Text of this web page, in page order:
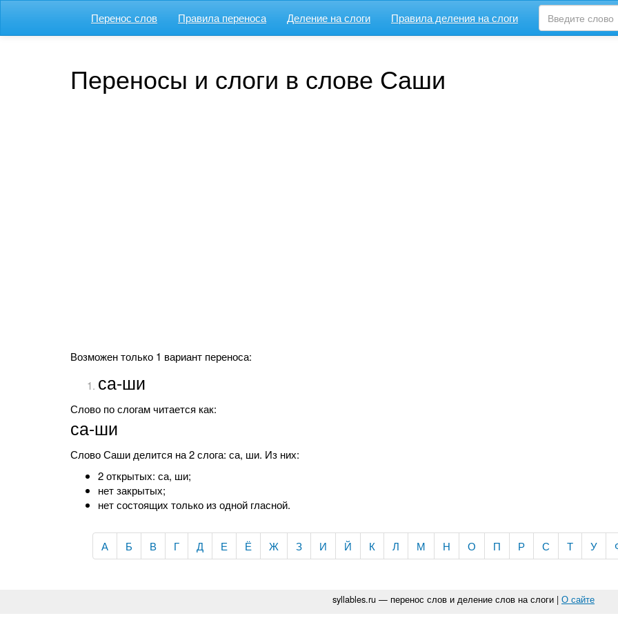
Перенос слов Правила переноса Деление на слоги Правила деления на слоги
Переносы и слоги в слове Саши
Возможен только 1 вариант переноса:
са-ши
Слово по слогам читается как:
са-ши
Слово Саши делится на 2 слога: са, ши. Из них:
2 открытых: са, ши;
нет закрытых;
нет состоящих только из одной гласной.
А Б В Г Д Е Ё Ж З И Й К Л М Н О П Р С Т У
syllables.ru — перенос слов и деление слов на слоги | О сайте